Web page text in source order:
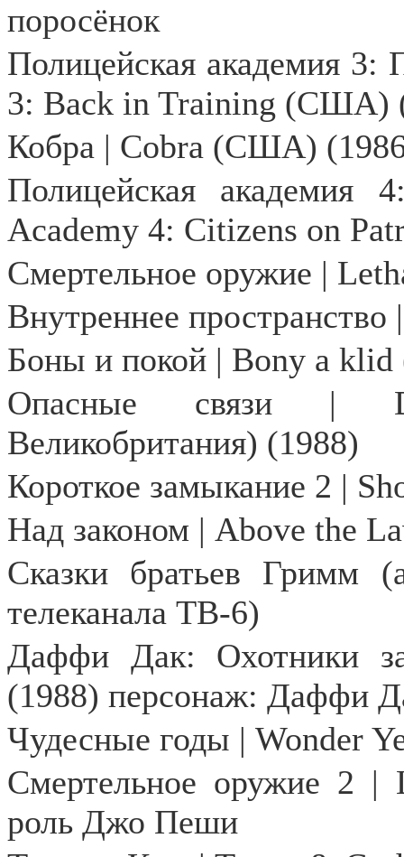
поросёнок
Полицейская академия 3:
3: Back in Training (США)
Кобра | Cobra (США)
Полицейская
Academy 4: Citizens on
Смертельное оружие |
Внутреннее
Боны и покой | Bony a klid
Опасные связи |
Великобритания) (1988)
Короткое замыкание 2 |
Над законом | Above the
Сказки братьев Гримм
телеканала ТВ-6)
Даффи Дак: Охотники
(1988) персонаж: Даффи
Чудесные годы | Wonder
Смертельное оружие 2
роль Джо Пеши